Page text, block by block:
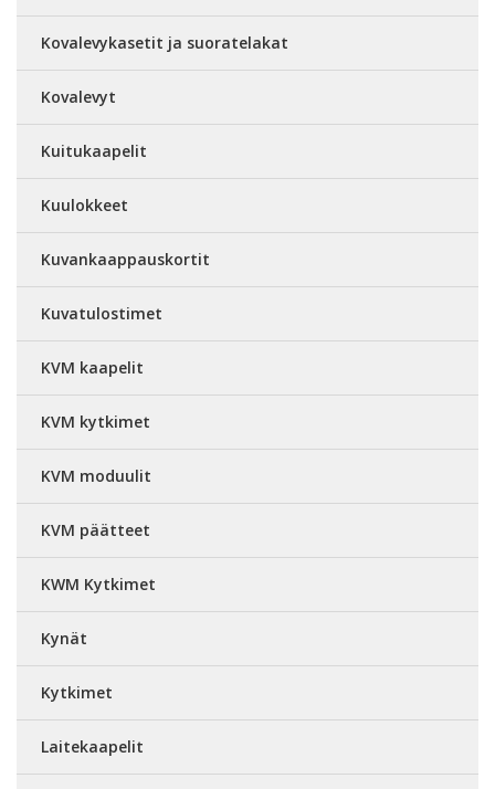
Kovalevykasetit ja suoratelakat
Kovalevyt
Kuitukaapelit
Kuulokkeet
Kuvankaappauskortit
Kuvatulostimet
KVM kaapelit
KVM kytkimet
KVM moduulit
KVM päätteet
KWM Kytkimet
Kynät
Kytkimet
Laitekaapelit